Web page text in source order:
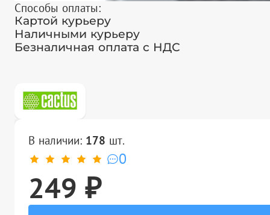
Способы оплаты:
Картой курьеру
Наличными курьеру
Безналичная оплата с НДС
В наличии: 178 шт.
0
249 ₽